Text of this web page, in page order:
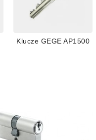
Klucze GEGE AP1500